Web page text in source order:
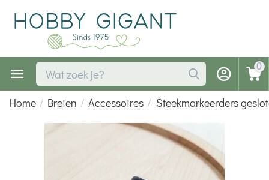
0
Home / Breien / Accessoires / Steekmarkeerders